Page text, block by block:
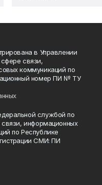
в Управлении
связи,
коммуникаций по
номер ПИ № ТУ
службой по
информационных
по Республике
СМИ: ПИ